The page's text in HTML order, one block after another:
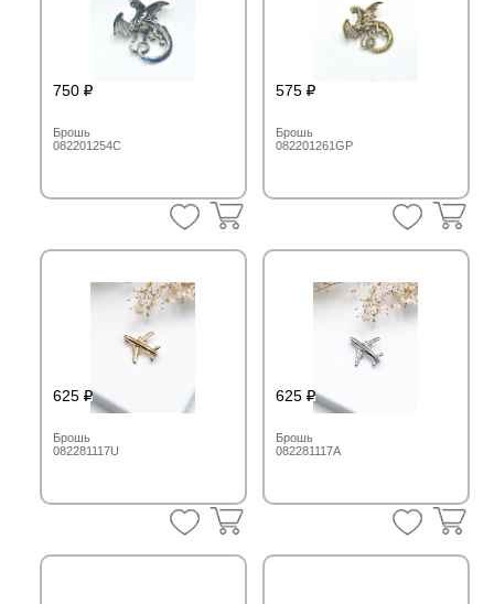
575
Брошь
082201261GP
750
Брошь
082201254C
625
Брошь
082281117A
625
Брошь
082281117U